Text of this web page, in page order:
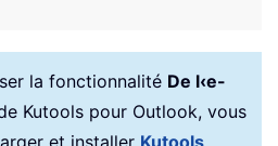
la fonctionnalité De l‹e-
Kutools pour Outlook, vous
et installer Kutools